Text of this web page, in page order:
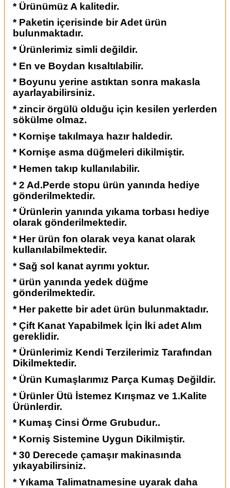
* Ürünümüz A kalitedir.
* Paketin içerisinde bir Adet ürün
bulunmaktadır.
* Ürünlerimiz simli değildir.
* En ve Boydan kısaltılabilir.
* Boyunu yerine astıktan sonra makasla
ayarlayabilirsiniz.
* zincir örgülü olduğu için kesilen yerlerden
sökülme olmaz.
* Kornişe takılmaya hazır haldedir.
* Kornişe asma düğmeleri dikilmiştir.
* Hemen takıp kullanılabilir.
* 2 Ad.Perde stopu ürün yanında hediye
gönderilmektedir.
* Ürünlerin yanında yıkama torbası hediye
olarak gönderilmektedir.
* Her ürün fon olarak veya kanat olarak
kullanılabilmektedir.
* Sağ sol kanat ayrımı yoktur.
* ürün yanında yedek düğme
gönderilmektedir.
* Her pakette bir adet ürün bulunmaktadır.
* Çift Kanat Yapabilmek İçin İki adet Alım
gereklidir.
* Ürünlerimiz Kendi Terzilerimiz Tarafından
Dikilmektedir.
* Ürün Kumaşlarımız Parça Kumaş Değildir.
* Ürünler Ütü İstemez Kırışmaz ve 1.Kalite
Ürünlerdir.
* Kumaş Cinsi Örme Grubudur..
* Korniş Sistemine Uygun Dikilmiştir.
* 30 Derecede çamaşır makinasında
yıkayabilirsiniz.
* Yıkama Talimatnamesine uyarak daha